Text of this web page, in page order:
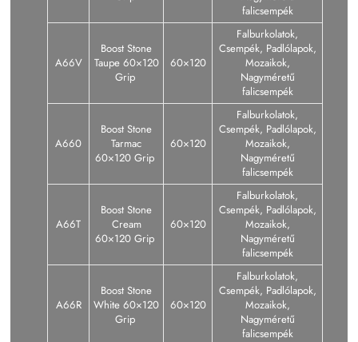
falicsempék
A66V
Boost Stone
Taupe 60×120
Grip
60×120
Falburkolatok,
Csempék, Padlólapok,
Mozaikok,
Nagyméretű
falicsempék
A660
Boost Stone
Tarmac
60×120 Grip
60×120
Falburkolatok,
Csempék, Padlólapok,
Mozaikok,
Nagyméretű
falicsempék
A66T
Boost Stone
Cream
60×120 Grip
60×120
Falburkolatok,
Csempék, Padlólapok,
Mozaikok,
Nagyméretű
falicsempék
A66R
Boost Stone
White 60×120
Grip
60×120
Falburkolatok,
Csempék, Padlólapok,
Mozaikok,
Nagyméretű
falicsempék